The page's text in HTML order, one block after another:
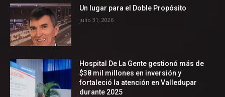
Un lugar para el Doble Propósito
julio 31, 2026
Hospital De La Gente gestionó más de
$38 mil millones en inversión y
fortaleció la atención en Valledupar
durante 2025